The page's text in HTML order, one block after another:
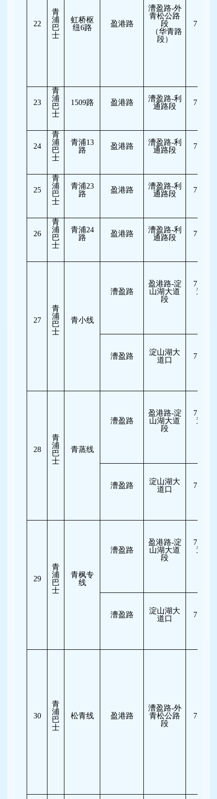
22
青
浦
巴
士
虹桥枢
纽6路
盈港路
漕盈路-外
青松公路
段
（华青路
段）
7:30-
23
青
浦
巴
士
1509路 盈港路
漕盈路-利
通路段
7:30-
24
青
浦
巴
士
青浦13
路
盈港路
漕盈路-利
通路段
7:30-
25
青
浦
巴
士
青浦23
路
盈港路
漕盈路-利
通路段
7:30-
26
青
浦
巴
士
青浦24
路
盈港路
漕盈路-利
通路段
7:30-
27
青
浦
巴
士
青小线
漕盈路
盈港路-淀
山湖大道
段
7:30-
逆向
漕盈路
淀山湖大
道口
7:00-
28
青
浦
巴
士
青蒸线
漕盈路
盈港路-淀
山湖大道
段
7:30-
逆向
漕盈路
淀山湖大
道口
7:00-
29
青
浦
巴
士
青枫专
线
漕盈路
盈港路-淀
山湖大道
段
7:30-
逆向
漕盈路
淀山湖大
道口
7:00-
30
青
浦
巴
士
松青线 盈港路
漕盈路-外
青松公路
段
7:30-